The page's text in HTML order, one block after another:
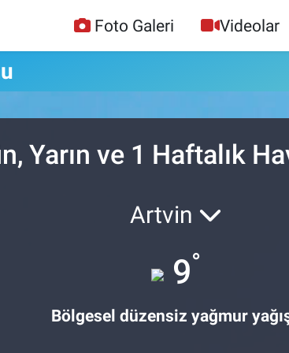
Foto Galeri Videolar
Yarın ve 1 Haftalık
Artvin
9°
Bölgesel düzensiz yağmur